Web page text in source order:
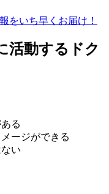
活動するドク
る
ージができる
い